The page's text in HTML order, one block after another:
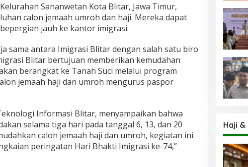
Sananwetan Kota Blitar, Jawa Timur,
calon jemaah umroh dan haji. Mereka dapat
jauh ke kantor imigrasi.
sama antara Imigrasi Blitar dengan salah satu biro
Blitar bertujuan memberikan kemudahan
berangkat ke Tanah Suci melalui program
jemaah haji dan umroh mengurus paspor
Informasi Blitar, menyampaikan bahwa
selama tiga hari pada tanggal 6, 13, dan 20
calon jemaah haji dan umroh, kegiatan ini
peringatan Hari Bhakti Imigrasi ke-74,”
Haji &